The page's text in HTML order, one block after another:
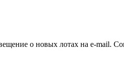
о новых лотах на e-mail.